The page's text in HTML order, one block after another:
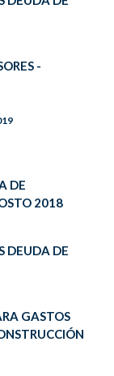
-
DE
2018
DEUDA DE
GASTOS